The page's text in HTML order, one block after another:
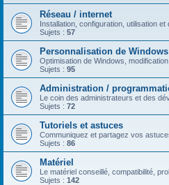
Réseau / internet
Installation, configuration, utilisation
Sujets : 57
Personnalisation de Windows
Optimisation de Windows, modification
Sujets : 95
Administration /
Le coin des administrateurs et des
Sujets : 72
Tutoriels et astuces
Communiquez et partagez vos
Sujets : 86
Matériel
Le matériel conseillé, compatibilité,
Sujets : 142